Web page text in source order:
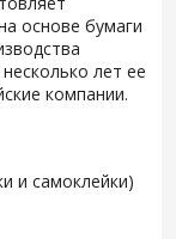
основе бумаги
лет ее
компании.
и самоклейки)